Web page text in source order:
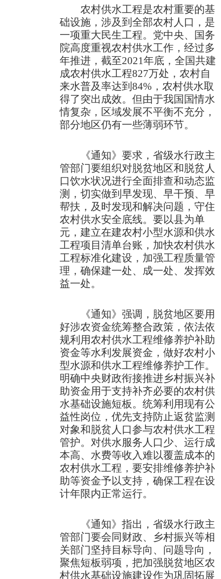
农村供水工程是农村重要的基
础设施，涉及到全部农村人口，是
一项重大民生工程。党中央、国务
院高度重视农村供水工作，经过多
年推进，截至2021年底，全国共建
成农村供水工程827万处，农村自
来水普及率达到84%，农村供水取
得了突出成效。但由于我国国情水
情复杂，区域发展不平衡不充分，
部分地区仍有一些薄弱环节。
《通知》要求，省级水行政主
管部门要组织对脱贫地区和脱贫人
口饮水状况进行全面排查和动态监
测，切实做到早发现、早干预、早
帮扶，及时发现和解决问题，守住
农村供水安全底线。要以县为单
元，建立在建农村小型水源和供水
工程项目清单台账，加快农村供水
工程标准化建设，加强工程质量管
理，确保建一处、成一处、发挥效
益一处。
《通知》强调，脱贫地区要用
好涉农资金统筹整合政策，依法依
规利用农村供水工程维修养护补助
资金等水利发展资金，做好农村小
型水源和供水工程维修养护工作。
明确中央财政衔接推进乡村振兴补
助资金用于支持补齐必要的农村供
水基础设施短板。统筹利用现有公
益性岗位，优先支持防止返贫监测
对象和脱贫人口参与农村供水工程
管护。对供水服务人口少、运行成
本高、水费等收入难以覆盖成本的
农村供水工程，要安排维修养护补
助等资金予以支持，确保工程在设
计年限内正常运行。
《通知》指出，省级水行政主
管部门要会同财政、乡村振兴等相
关部门坚持目标导向、问题导向，
聚焦短板弱项，把加强脱贫地区农
村供水基础设施建设作为巩固拓展